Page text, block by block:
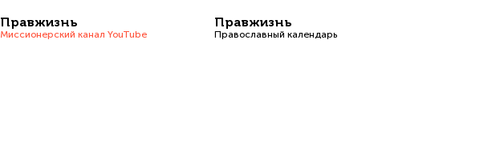
Правжизнь
Миссионерский канал YouTube
Правжизнь
Православный календарь